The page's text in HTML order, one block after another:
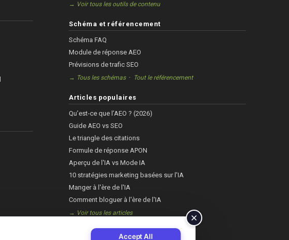
→ Voir tous les outils de contenu
Schéma et référencement
Schéma FAQ
Module de réponse AEO
Prévisions de trafic SEO
→ Tous les schémas· Tout le référencement
Articles populaires
Qu’est-ce que l’AEO ? (2026)
Guide AEO vs SEO
Le triangle des citations
Formule de réponse APON
Aperçu de l'IA vs Mode IA
10 stratégies marketing basées sur l'IA
Manger à l'ère de l'IA
Comment bloguer à l'ère de l'IA
→ Voir tous les articles
Accept All